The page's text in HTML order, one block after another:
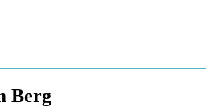
Berg